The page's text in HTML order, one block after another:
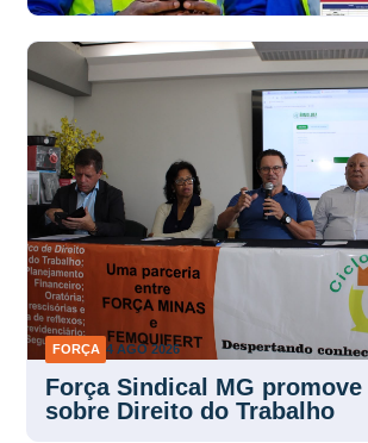
FORÇA 4 AGO 2026
Força Sindical MG
sobre Direito do Trabalho